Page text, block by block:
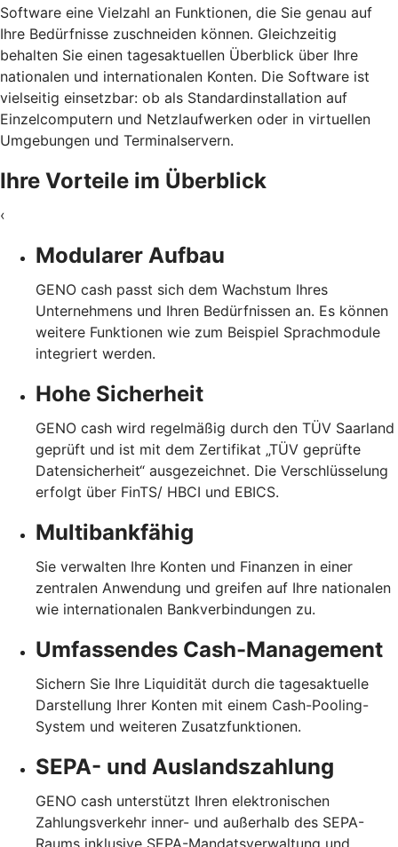
Software eine Vielzahl an Funktionen, die Sie genau auf
Ihre Bedürfnisse zuschneiden können. Gleichzeitig
behalten Sie einen tagesaktuellen Überblick über Ihre
nationalen und internationalen Konten. Die Software ist
vielseitig einsetzbar: ob als Standardinstallation auf
Einzelcomputern und Netzlaufwerken oder in virtuellen
Umgebungen und Terminalservern.
Ihre Vorteile im Überblick
‹
Modularer Aufbau
GENO cash passt sich dem Wachstum Ihres
Unternehmens und Ihren Bedürfnissen an. Es können
weitere Funktionen wie zum Beispiel Sprachmodule
integriert werden.
Hohe Sicherheit
GENO cash wird regelmäßig durch den TÜV Saarland
geprüft und ist mit dem Zertifikat „TÜV geprüfte
Datensicherheit“ ausgezeichnet. Die Verschlüsselung
erfolgt über FinTS/ HBCI und EBICS.
Multibankfähig
Sie verwalten Ihre Konten und Finanzen in einer
zentralen Anwendung und greifen auf Ihre nationalen
wie internationalen Bankverbindungen zu.
Umfassendes Cash-Management
Sichern Sie Ihre Liquidität durch die tagesaktuelle
Darstellung Ihrer Konten mit einem Cash-Pooling-
System und weiteren Zusatzfunktionen.
SEPA- und Auslandszahlung
GENO cash unterstützt Ihren elektronischen
Zahlungsverkehr inner- und außerhalb des SEPA-
Raums inklusive SEPA-Mandatsverwaltung und